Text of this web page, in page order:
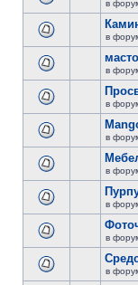
в
в
в
в
в
в
в
в
в